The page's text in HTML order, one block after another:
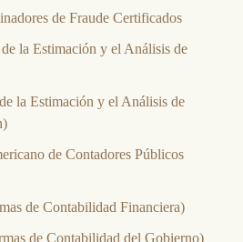
de Fraude Certificados
la Estimación y el Análisis de
la Estimación y el Análisis de
de Contadores Públicos
de Contabilidad Financiera)
de Contabilidad del Gobierno)